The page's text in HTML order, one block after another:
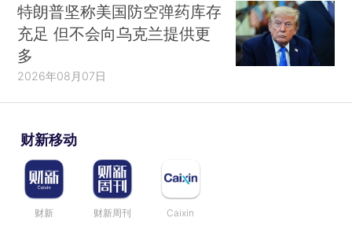
特朗普坚称美国防空弹药库存
充足 但不会向乌克兰提供更
多
2026年08月07日
财新移动
财新 财新周刊 Caixin